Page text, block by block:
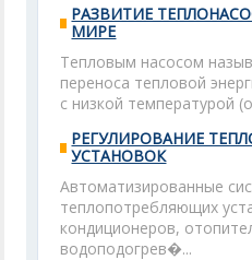
РАЗВИТИЕ
МИРЕ
Тепловым насосом
переноса тепловой
с низкой температурой
РЕГУЛИРОВАНИЕ
УСТАНОВОК
Автоматизированные
теплопотребляющих
кондиционеров,
водоподогрев�...